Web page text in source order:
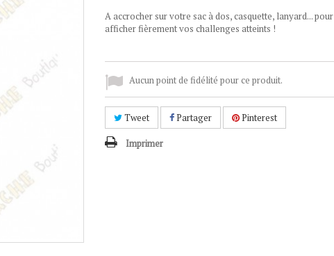
A accrocher sur votre sac à dos, casquette, lanyard... pour
afficher fièrement vos challenges atteints !
Aucun point de fidélité pour ce produit.
Tweet Partager Pinterest
Imprimer